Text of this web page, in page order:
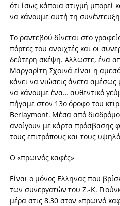
ότι ίσως κάποια στιγμή μπορεί
να κάνουμε αυτή τη
Το ραντεβού δίνεται στο
πόρτες του ανοιχτές και οι
δεύτερη σκέψη. Αλλωστε, ένα
Μαργαρίτη Σχοινά είναι η
κάνει να νιώσεις άνετα αμέσως
να κάνουμε ένα… αυθεντικό
πήγαμε στον 13ο όροφο του
Berlaymont. Μέσα από
ανοίγουν με κάρτα πρόσβασης
τους επιτρόπους και τους
Ο «πρωινός καφές»
Είναι ο μόνος Ελληνας που
των συνεργατών του Ζ.-Κ.
μέρα στις 8.30 στον «πρωινό